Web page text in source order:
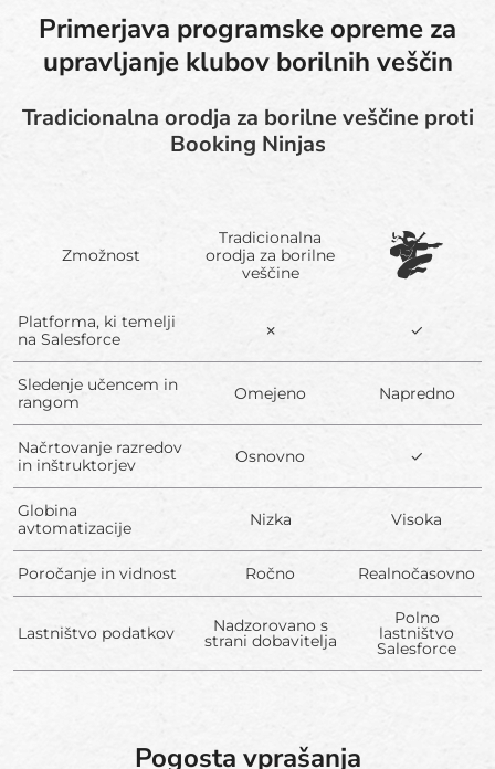
Primerjava programske opreme za
upravljanje klubov borilnih veščin
Tradicionalna orodja za borilne veščine proti
Booking Ninjas
Zmožnost
Tradicionalna
orodja za borilne
veščine
Platforma, ki temelji
na Salesforce
✗ ✓
Sledenje učencem in
rangom
Omejeno Napredno
Načrtovanje razredov
in inštruktorjev
Osnovno ✓
Globina
avtomatizacije
Nizka Visoka
Poročanje in vidnost Ročno Realnočasovno
Lastništvo podatkov Nadzorovano s
strani dobavitelja
Polno
lastništvo
Salesforce
Pogosta vprašanja